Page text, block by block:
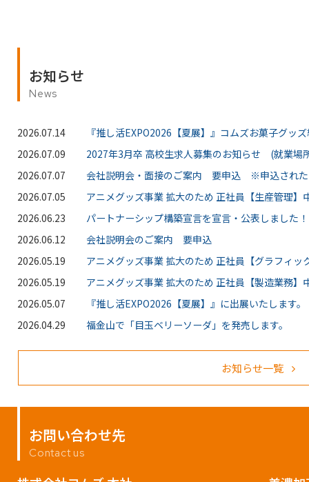
お知らせ
News
2026.07.14
『推し活EXPO2026【夏展】』コムズお菓子グッ
2026.07.09
2027年3月卒 高校生求人募集のお知らせ (就業場
2026.07.07
会社説明会・面接のご案内 要申込 ※申込された
2026.07.05
アニメグッズ事業 拡大のため 正社員【生産管理】
2026.06.23
パートナーシップ構築宣言を宣言・公表しました！
2026.06.12
会社説明会のご案内 要申込
2026.05.19
アニメグッズ事業 拡大のため 正社員【グラフィッ
2026.05.19
アニメグッズ事業 拡大のため 正社員【製造業務】
2026.05.07
『推し活EXPO2026【夏展】』に出展いたします。
2026.04.29
福金山で「目玉ベリーソーダ」を発売します。
お知らせ一覧
お問い合わせ先
Contact us